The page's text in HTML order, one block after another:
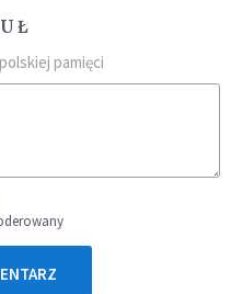
pamięci